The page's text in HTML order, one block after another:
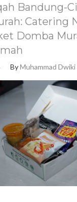
Bandung-
Catering
Domba
ByMuhammad